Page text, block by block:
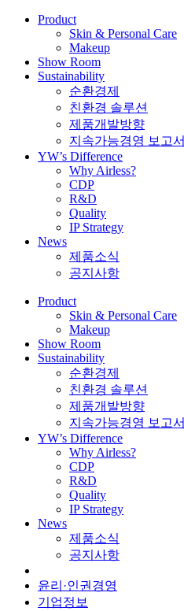
Product
Skin & Personal Care
Makeup
Show Room
Sustainability
순환경제
친환경 솔루션
제품개발방향
지속가능경영 보고서
YW’s Difference
Why Airless?
CDP
R&D
Quality
IP Strategy
News
제품소식
공지사항
Product
Skin & Personal Care
Makeup
Show Room
Sustainability
순환경제
친환경 솔루션
제품개발방향
지속가능경영 보고서
YW’s Difference
Why Airless?
CDP
R&D
Quality
IP Strategy
News
제품소식
공지사항
윤리·인권경영
기업정보